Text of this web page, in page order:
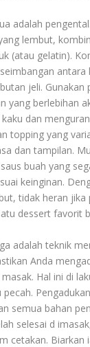
adalah
lembut,
(atau gelatin).
antara
jeli. Gunakan
yang berlebihan
dan
topping yang
dan tampilan.
buah yang
keinginan.
tidak heran jika
dessert favorit
adalah teknik
Anda
Hal ini di
pecah.
semua bahan
selesai d
cetakan. Biarkan